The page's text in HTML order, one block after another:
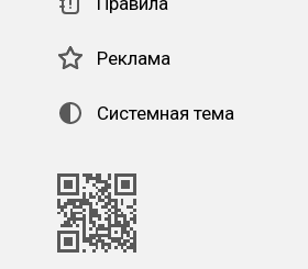
Реклама
Системная тема